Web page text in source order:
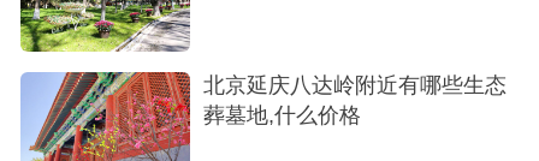
北京延庆八达岭附近有哪些生态
葬墓地,什么价格